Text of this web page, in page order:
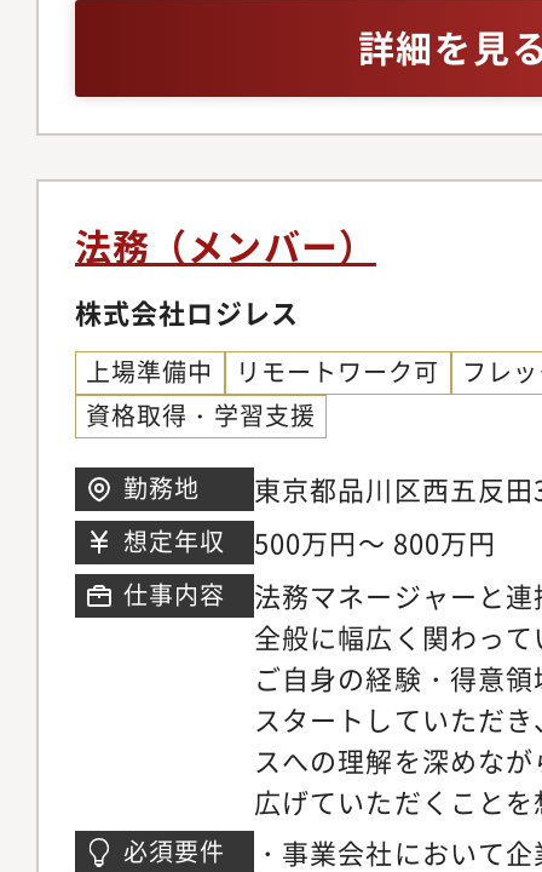
ポート。企業統治・
会社法、金融商品取
いた企業統治体制の
の要請に基づく内部
用サポート。開示資
ト：有価証券報告書
品取引法に基づく適
ト。投資家向け広報
側面からのサポート
らの法務相談への対
における法的デュー
び契約交渉サポート
ト各種契約書の作成
ト：売買契約、業務
（NDA）、利用規約
契約書の作成、内容
門からの相談対応。
渉における法的観点
産権管理・商標戦略
権などの知的財産権
管理。当社の事業戦
立案と実行サポート
防策検討：訴訟、紛
ける初期対応、弁護
たサポート。コンプ
社内規程整備、研修
と予防策の検討・実
報保護法など、関連
握し、社内体制への
務株主総会・取締役
役会、その他社内重
集通知作成、議事録
ど）。機関設計に関
た経験がある方
詳細を見
法務（メンバー）
株式会社ロジレス
上場準備中 リモートワーク可
フレ
資格取得・学習支援
勤務地
東京都品川区西五反
手ビル3階
想定年収 500万円～ 800万円
仕事内容
法務マネージャーと
全般に幅広く関わっ
ご自身の経験・得意
スタートしていただ
スへの理解を深めな
広げていただくこと
ゆくは以下の業務全
必須要件
・事業会社において